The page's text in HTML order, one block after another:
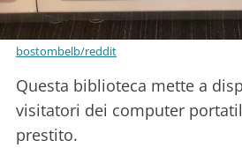
bostombelb/reddit
Questa biblioteca mette a
visitatori dei computer
prestito.